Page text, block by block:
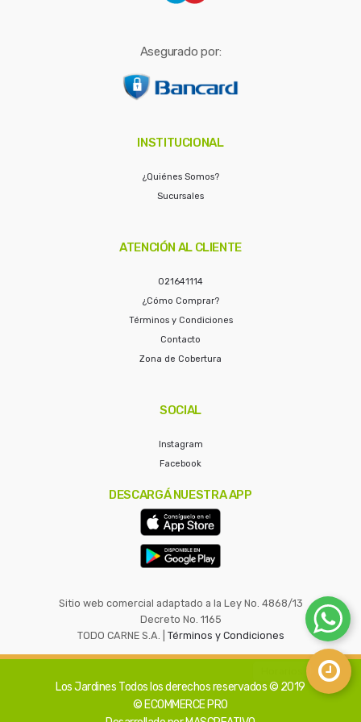
Asegurado por:
INSTITUCIONAL
¿Quiénes Somos?
Sucursales
ATENCIÓN AL CLIENTE
021641114
¿Cómo Comprar?
Términos y Condiciones
Contacto
Zona de Cobertura
SOCIAL
Instagram
Facebook
DESCARGÁ NUESTRA APP
Sitio web comercial adaptado a la Ley No. 4868/13
Decreto No. 1165
TODO CARNE S.A. | Términos y Condiciones
Los Jardines Todos los derechos reservados © 2019
© ECOMMERCE PRO